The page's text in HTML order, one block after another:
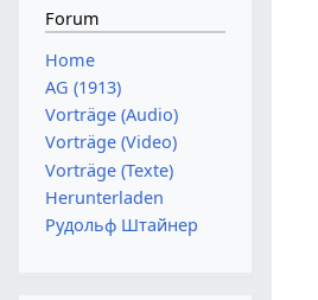
Forum
Home
AG (1913)
Vorträge (Audio)
Vorträge (Video)
Vorträge (Texte)
Herunterladen
Рудольф Штайнер